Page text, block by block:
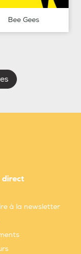
Bee Gees
direct
à la newsletter